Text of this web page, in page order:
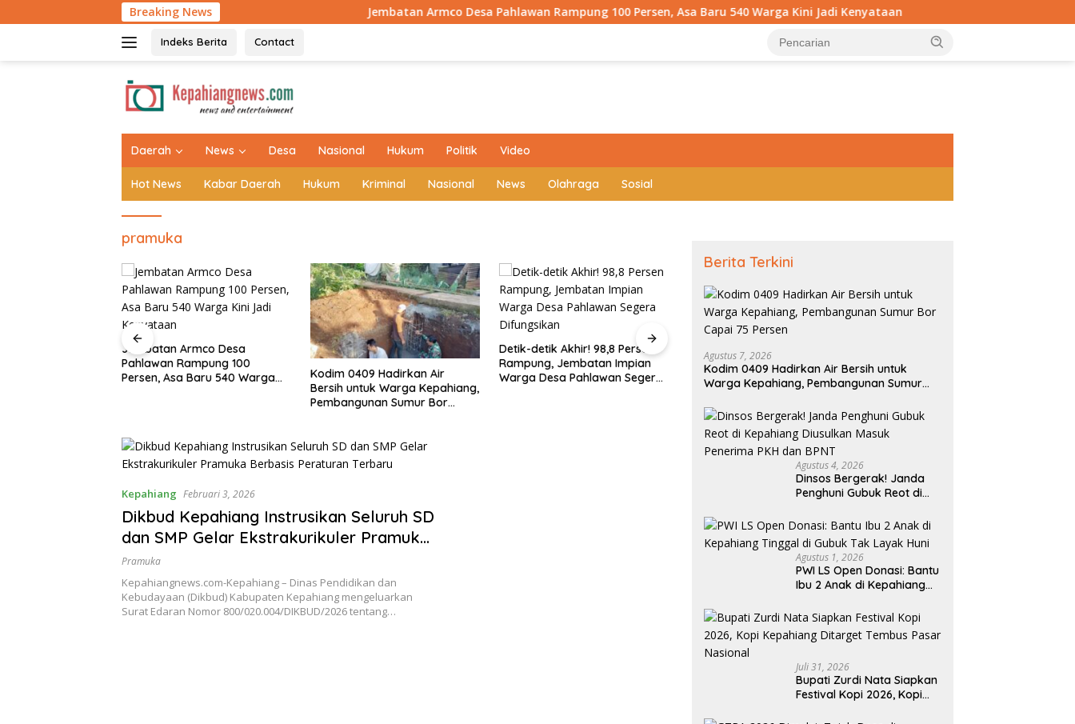
ke
Breaking News Jembatan Armco Desa Pahlawan Rampung 100 Persen, Asa Baru 540 Warga Kini Jadi Kenyataan Kodim 0409 Hadirkan Air Bersih
Indeks Berita Contact
Daerah News Desa Nasional Hukum Politik Video
Hot News Kabar Daerah Hukum Kriminal Nasional News Olahraga Sosial
pramuka
Kodim 0409 Hadirkan Air
Bersih untuk Warga Kepahiang,
Detik-detik Akhir! 98,8 Persen
Rampung, Jembatan Impian
Warga Desa Pahlawan Segera
Difungsikan
45 Persen Rampung! Jalan
Baru Penyelamat Warga
Talang Ratu dari Longsor
Dikebut TNI
Gotong Royong TNI dan
Warga, Jembatan Gantung
Garuda di Lebong Hampir
Rampung
Dinsos Bergerak! Janda
Penghuni Gubuk Reot di
Penerima PKH dan BPNT
Kepahiang Februari 3, 2026
Dikbud Kepahiang Instrusikan Seluruh SD
dan SMP Gelar Ekstrakurikuler Pramuka
Berbasis Peraturan Terbaru
Pramuka
Kepahiangnews.com-Kepahiang – Dinas Pendidikan dan
Kebudayaan (Dikbud) Kabupaten Kepahiang mengeluarkan
Surat Edaran Nomor 800/020.004/DIKBUD/2026 tentang…
Berita Terkini
Agustus 7, 2026
Kodim 0409 Hadirkan Air Bersih untuk
Warga Kepahiang, Pembangunan Sumur
Agustus 4, 2026
Dinsos Bergerak! Janda
Penghuni Gubuk Reot di
Masuk Penerima PKH dan
BPNT
Agustus 1, 2026
PWI LS Open Donasi: Bantu
Ibu 2 Anak di Kepahiang
Layak Huni
Juli 31, 2026
Bupati Zurdi Nata Siapkan
Festival Kopi 2026, Kopi